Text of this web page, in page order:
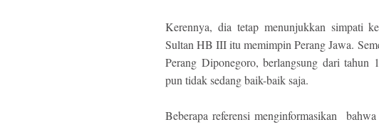
Kerennya, dia tetap menunjukkan simpati
Sultan HB III itu memimpin Perang Jawa.
Perang Diponegoro, berlangsung dari tahun
pun tidak sedang baik-baik saja.
Beberapa referensi menginformasikan